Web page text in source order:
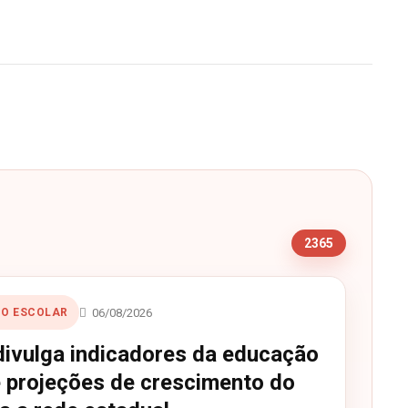
2365
ESCOLAR 06/08/2026
indicadores da educação
projeções de crescimento do